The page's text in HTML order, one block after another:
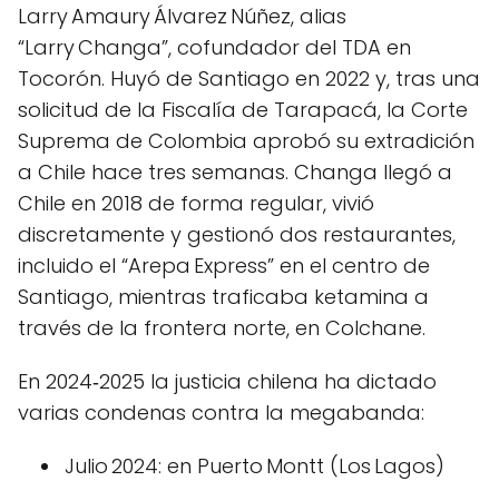
Larry Amaury Álvarez Núñez, alias
“Larry Changa”, cofundador del TDA en
Tocorón. Huyó de Santiago en 2022 y, tras una
solicitud de la Fiscalía de Tarapacá, la Corte
Suprema de Colombia aprobó su extradición
a Chile hace tres semanas. Changa llegó a
Chile en 2018 de forma regular, vivió
discretamente y gestionó dos restaurantes,
incluido el “Arepa Express” en el centro de
Santiago, mientras traficaba ketamina a
través de la frontera norte, en Colchane.
En 2024‑2025 la justicia chilena ha dictado
varias condenas contra la megabanda:
Julio 2024: en Puerto Montt (Los Lagos)